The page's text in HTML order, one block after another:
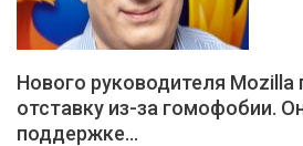
Нового руководителя Mozilla
отставку из-за гомофобии.
поддержке…